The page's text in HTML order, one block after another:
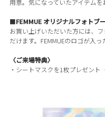
用意。気になっていたアイテムを
■FEMMUE オリジナルフォトブ
お買い上げいただいた方には、
だけます。FEMMUEのロゴが入っ
〈ご来場特典〉
・シートマスクを1枚プレゼント